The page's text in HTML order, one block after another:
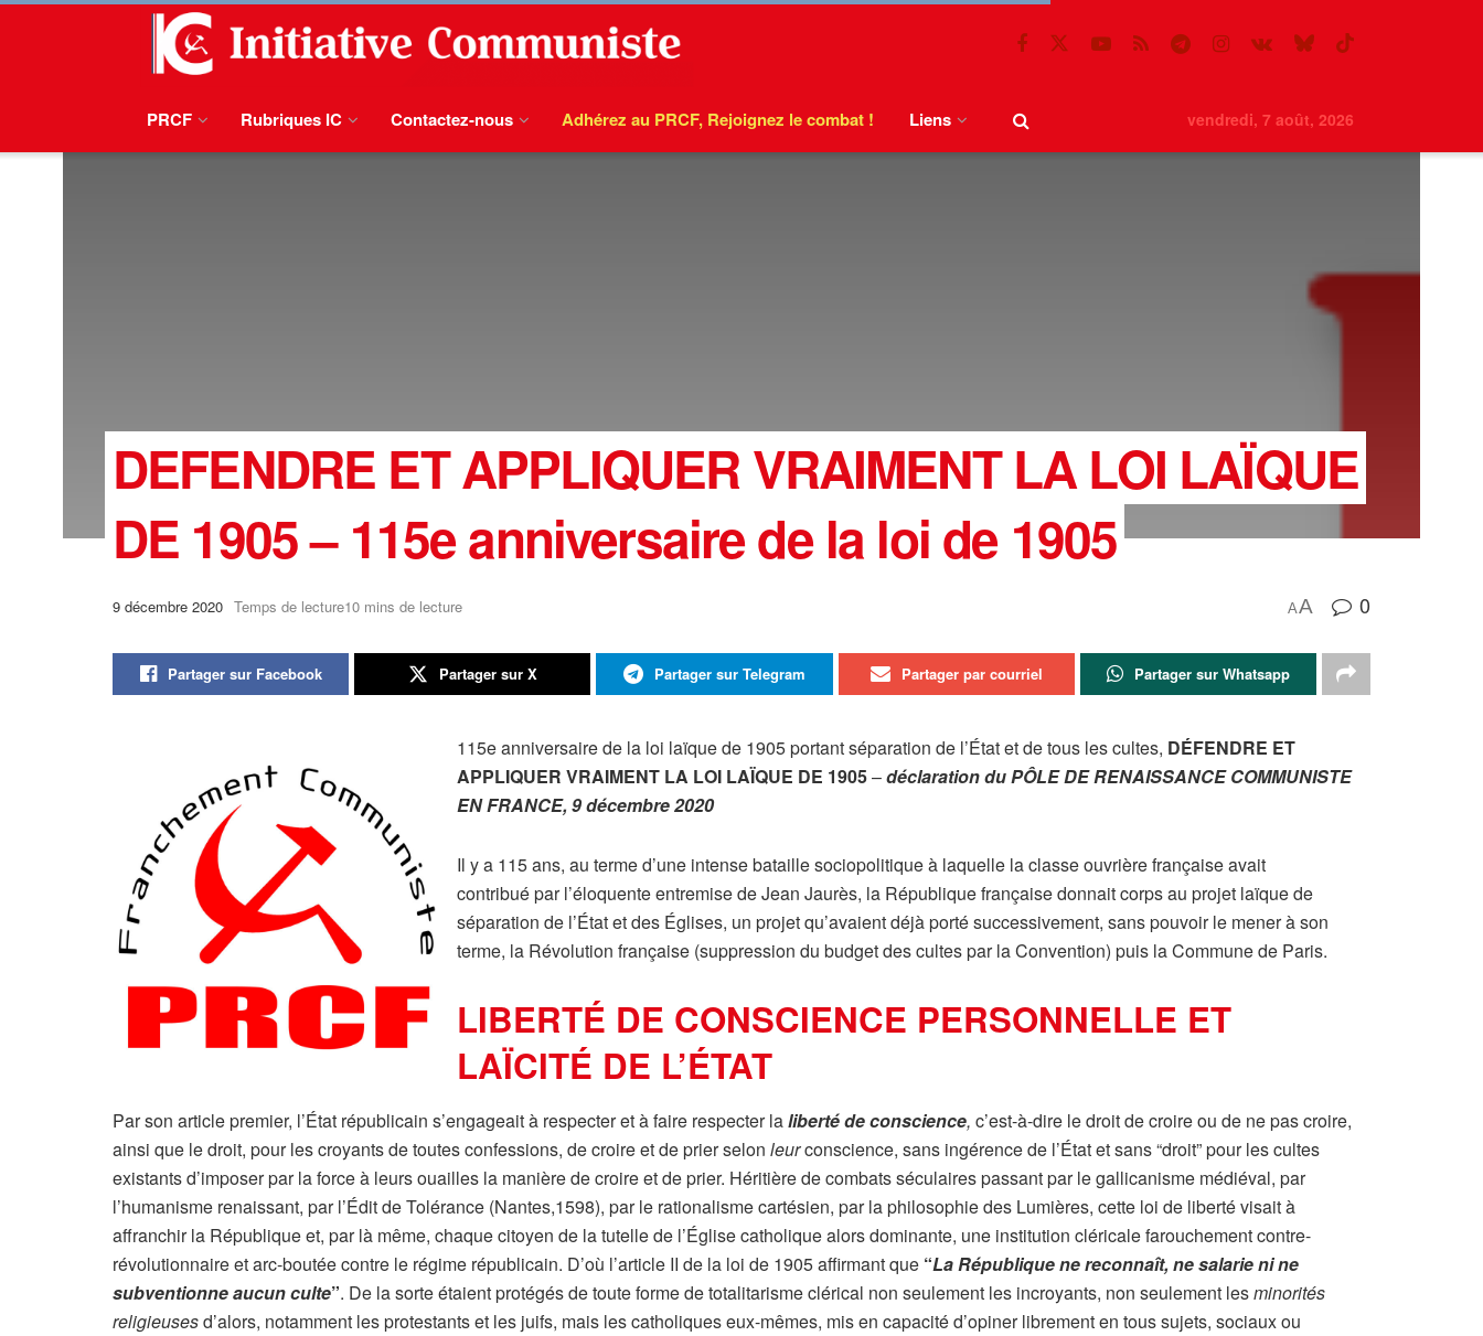
PRCF Rubriques IC Contactez-nous Adhérez au PRCF, Rejoignez le combat ! Liens vendredi, 7 août, 2026
DEFENDRE ET APPLIQUER VRAIMENT LA LOI LAÏQUE
DE 1905 – 115e anniversaire de la loi de 1905
9 décembre 2020 Temps de lecture10 mins de lecture AA 0
Partager sur Facebook Partager sur X Partager sur Telegram Partager par courriel Partager sur Whatsapp
115e anniversaire de la loi laïque de 1905 portant séparation de l’État et de tous les cultes, DÉFENDRE ET
APPLIQUER VRAIMENT LA LOI LAÏQUE DE 1905–déclaration du PÔLE DE RENAISSANCE COMMUNISTE
EN FRANCE, 9 décembre 2020
Il y a 115 ans, au terme d’une intense bataille sociopolitique à laquelle la classe ouvrière française avait
contribué par l’éloquente entremise de Jean Jaurès, la République française donnait corps au projet laïque de
séparation de l’État et des Églises, un projet qu’avaient déjà porté successivement, sans pouvoir le mener à son
terme, la Révolution française (suppression du budget des cultes par la Convention) puis la Commune de Paris.
LIBERTÉ DE CONSCIENCE PERSONNELLE ET
LAÏCITÉ DE L’ÉTAT
Par son article premier, l’État républicain s’engageait à respecter et à faire respecter laliberté de conscience, c’est-à-dire le droit de croire ou de ne pas croire,
ainsi que le droit, pour les croyants de toutes confessions, de croire et de prier selon leurconscience, sans ingérence de l’État et sans “droit” pour les cultes
existants d’imposer par la force à leurs ouailles la manière de croire et de prier. Héritière de combats séculaires passant par le gallicanisme médiéval, par
l’humanisme renaissant, par l’Édit de Tolérance (Nantes,1598), par le rationalisme cartésien, par la philosophie des Lumières, cette loi de liberté visait à
affranchir la République et, par là même, chaque citoyen de la tutelle de l’Église catholique alors dominante, une institution cléricale farouchement contre-
révolutionnaire et arc-boutée contre le régime républicain. D’où l’article II de la loi de 1905 affirmant que “La République ne reconnaît, ne salarie ni ne
subventionne aucun culte”. De la sorte étaient protégés de toute forme de totalitarisme clérical non seulement les incroyants, non seulement lesminorités
religieusesd’alors, notamment les protestants et les juifs, mais les catholiques eux-mêmes, mis en capacité d’opiner librement en tous sujets, sociaux ou